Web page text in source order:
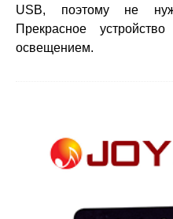
USB, поэтому не
Прекрасное
освещением.